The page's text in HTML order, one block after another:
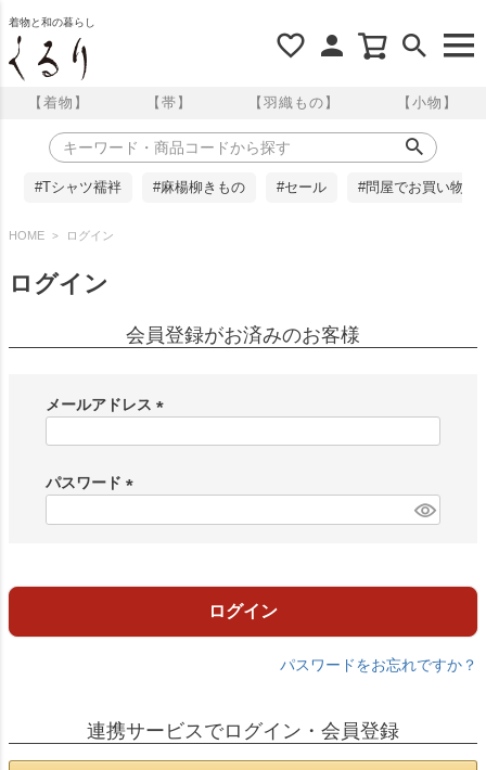
着物と和の暮らし
【着物】 【帯】 【羽織もの】 【小物】
#Tシャツ襦袢 #麻楊柳きもの #セール #問屋でお買い物
HOME ログイン
ログイン
会員登録がお済みのお客様
メールアドレス
)
パスワード
ログイン
パスワードをお忘れですか？
連携サービスでログイン・会員登録